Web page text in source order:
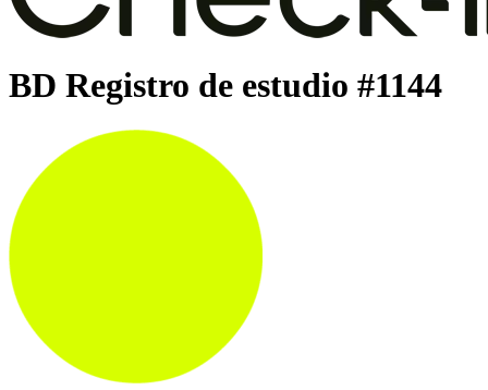
BD Registro de estudio #1144